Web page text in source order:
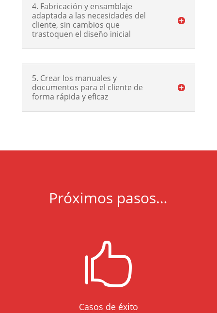
4. Fabricación y ensamblaje
adaptada a las necesidades del
cliente, sin cambios que
trastoquen el diseño inicial
5. Crear los manuales y
documentos para el cliente de
forma rápida y eficaz
Próximos pasos…

Casos de éxito